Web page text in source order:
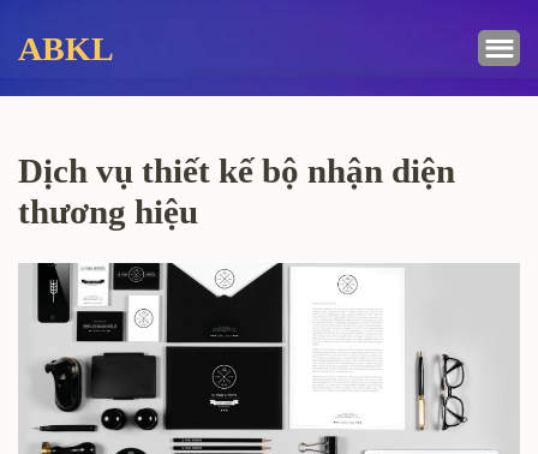
qua
dung
(ấn
ABKL
Dịch vụ thiết kế bộ nhận diện
thương hiệu